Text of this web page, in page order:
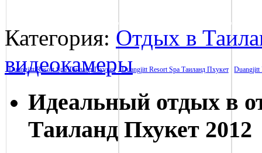
Категория: Отдых в
видеокамеры
Идеальный отдых в
Таиланд Пхукет 2012